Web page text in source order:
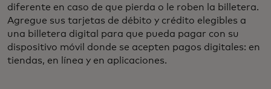
diferente en caso de que pierda o le roben la billetera.
Agregue sus tarjetas de débito y crédito elegibles a
una billetera digital para que pueda pagar con su
dispositivo móvil donde se acepten pagos digitales: en
tiendas, en línea y en aplicaciones.